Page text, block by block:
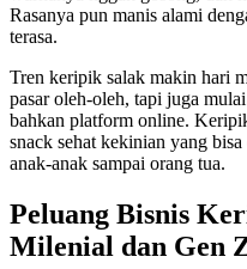
Rasanya pun manis alami
terasa.
Tren keripik salak makin hari
pasar oleh-oleh, tapi juga
bahkan platform online.
snack sehat kekinian yang
anak-anak sampai orang tua.
Peluang Bisnis
Milenial dan Gen